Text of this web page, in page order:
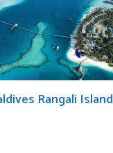
Rangali Island